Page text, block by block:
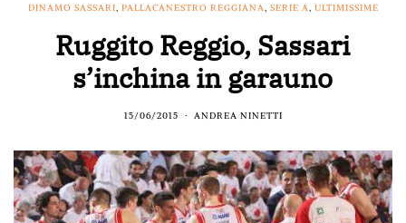
DINAMO SASSARI, PALLACANESTRO REGGIANA, SERIE A, ULTIMISSIME
Ruggito Reggio, Sassari
s’inchina in garauno
15/06/2015 ANDREA NINETTI